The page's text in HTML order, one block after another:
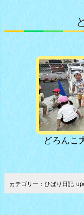
どろんこ
カテゴリー：ひばり日記